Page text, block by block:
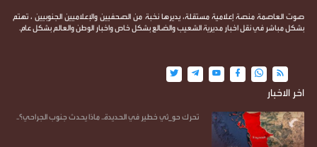
صوت العاصمة منصة إعلامية مستقلة، يديرها نخبة من الصحفيين والإعلاميين الجنوبيين ، تهتم
بشكل مباشر في نقل اخبار مديرية الشعيب والضالع بشكل خاص واخبار الوطن والعالم بشكل عام.
اخر الاخبار
تحرك حو_ثي خطير في الحديدة.. ماذا يحدث جنوب الجراحي؟..